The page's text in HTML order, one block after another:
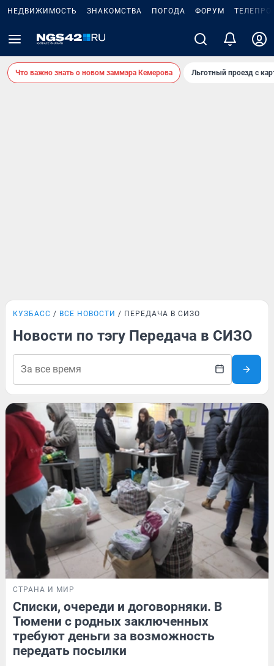
НЕДВИЖИМОСТЬ ЗНАКОМСТВА ПОГОДА ФОРУМ
Что важно знать о новом заммэра Кемерова Льготный проезд с
КУЗБАСС ВСЕ НОВОСТИ ПЕРЕДАЧА В СИЗО
Новости по тэгу Передача в СИЗО
СТРАНА И МИР
Списки, очереди и договорняки. В
Тюмени с родных заключенных
требуют деньги за возможность
передать посылки